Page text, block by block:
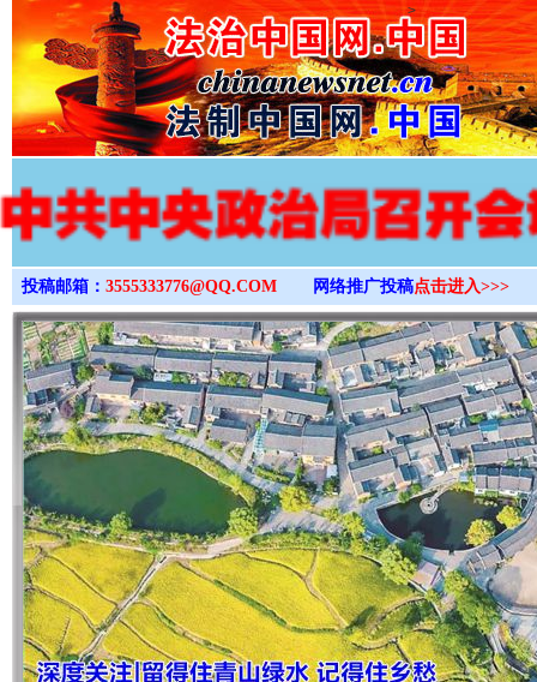
>
投稿邮箱： 3555333776@QQ.COM 网络推广投稿点击进入>>>